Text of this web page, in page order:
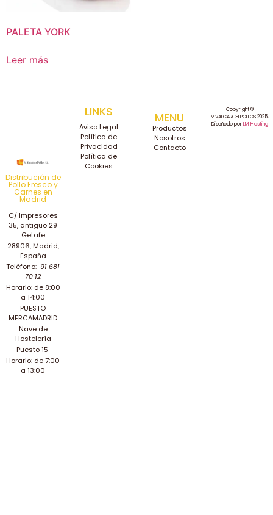
PALETA YORK
Leer más
Distribución de
Pollo Fresco y
Carnes en
Madrid
C/ Impresores
35, antiguo 29
Getafe
28906, Madrid,
España
Teléfono: 91 681
70 12
Horario: de 8:00
a 14:00
PUESTO
MERCAMADRID
Nave de
Hostelería
Puesto 15
Horario: de 7:00
a 13:00
LINKS
Aviso Legal
Política de
Privacidad
Política de
Cookies
MENU
Productos
Nosotros
Contacto
Copyright ©
MVALCARCELPOLLOS 2025,
Diseñodo porLM Hosting